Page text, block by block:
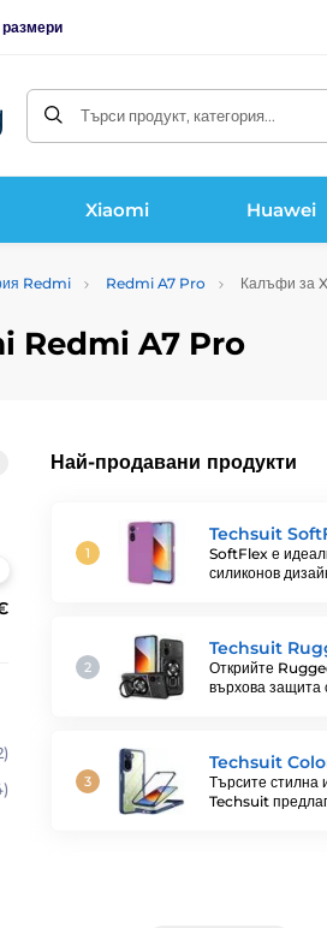
Търси продукт, категория...
Xiaomi Huawei
Redmi Redmi A7 Pro Калъфи за
Redmi A7 Pro
Най-продавани продукти
Techsuit
SoftFlex е
силиконов
Techsuit
Открийте
върхова защита
Techsuit
Търсите
Techsuit